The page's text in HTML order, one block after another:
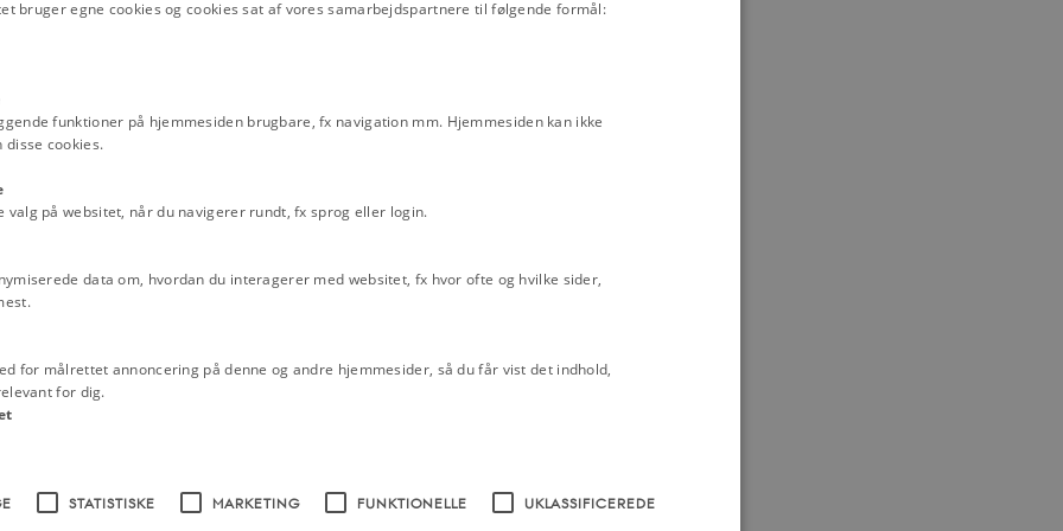
der indkaldtes til det
, udenrigs- og
eneste af mødedeltagerne, der
opfattelse af, at fortsat dansk
soldatermæssig æresfølelse.
skylden for besættelsen
på i stedet at lede anklagerne over
kom dertil, at han 24. april 1940
med tilfredshed i hæren
blev ikke modtaget
og dennes opbakning i
i en ny ikke-parlamentarisk
havde meldt sig ind i
1941 i frustration over,
på det militære område i al for
besættelsen 9. april 1940
Militær Niels Wium Olesen
bruger egne cookies og cookies sat af vores samarbejdspartnere til følgende formål:
funktioner på hjemmesiden brugbare, fx navigation mm. Hjemmesiden kan ikke
disse cookies.
valg på websitet, når du navigerer rundt, fx sprog eller login.
data om, hvordan du interagerer med websitet, fx hvor ofte og hvilke sider,
for målrettet annoncering på denne og andre hjemmesider, så du får vist det indhold,
for dig.
STATISTISKE MARKETING FUNKTIONELLE UKLASSIFICEREDE